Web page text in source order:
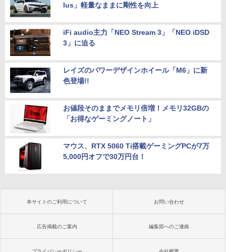
lus」軽量なままに剛性を向上
iFi audio主力「NEO Stream 3」「NEO iDSD
3」に迫る
レイズのパワーデザインホイール「M6」に新
色登場!!
お値段そのままでメモリ倍増！メモリ32GBの
「お得なゲーミングノート」
マウス、RTX 5060 Ti搭載ゲーミングPCが7万
5,000円オフで30万円台！
本サイトのご利用について お問い合わせ
広告掲載のご案内 編集部へのご連絡